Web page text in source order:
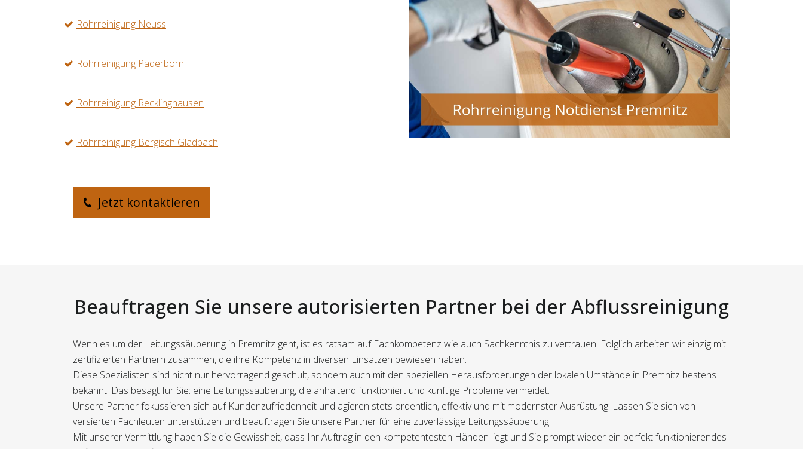
Rohrreinigung Neuss
Rohrreinigung Paderborn
Rohrreinigung Recklinghausen
Rohrreinigung Bergisch Gladbach
Jetzt kontaktieren
Beauftragen Sie unsere autorisierten Partner bei der Abflussreinigung
Wenn es um der Leitungssäuberung in Premnitz geht, ist es ratsam auf Fachkompetenz wie auch Sachkenntnis zu vertrauen. Folglich arbeiten wir einzig mit
zertifizierten Partnern zusammen, die ihre Kompetenz in diversen Einsätzen bewiesen haben.
Diese Spezialisten sind nicht nur hervorragend geschult, sondern auch mit den speziellen Herausforderungen der lokalen Umstände in Premnitz bestens
bekannt. Das besagt für Sie: eine Leitungssäuberung, die anhaltend funktioniert und künftige Probleme vermeidet.
Unsere Partner fokussieren sich auf Kundenzufriedenheit und agieren stets ordentlich, effektiv und mit modernster Ausrüstung. Lassen Sie sich von
versierten Fachleuten unterstützen und beauftragen Sie unsere Partner für eine zuverlässige Leitungssäuberung.
Mit unserer Vermittlung haben Sie die Gewissheit, dass Ihr Auftrag in den kompetentesten Händen liegt und Sie prompt wieder ein perfekt funktionierendes